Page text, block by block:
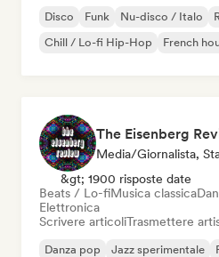
Disco Funk Nu-disco / Italo
Chill / Lo-fi Hip-Hop
French
The Eisenberg
Media/Giornalista,
&gt; 1900 risposte date
Beats / Lo-fiMusica classica
Elettronica
Scrivere articoliTrasmettere
Danza pop Jazz sperimentale